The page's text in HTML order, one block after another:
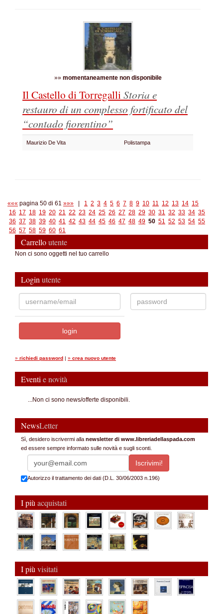
»» momentaneamente non disponibile
Il Castello di TorregalliStoria e
restauro di un complesso fortificato del
“contado fiorentino”
Maurizio De Vita Polistampa
««« pagina 50 di 61 »»» 1 2 3 4 5 6 7 8 9 10 11 12 13 14 15
16 17 18 19 20 21 22 23 24 25 26 27 28 29 30 31 32 33 34 35
36 37 38 39 40 41 42 43 44 45 46 47 48 49 50 51 52 53 54 55
56 57 58 59 60 61
Carrelloutente
Non ci sono oggetti nel tuo carrello
Login utente
» richiedi password | » crea nuovo utente
Eventi e novità
...Non ci sono news/offerte disponibili.
NewsLetter
Sì, desidero iscrivermi alla newsletter di www.libreriadellaspada.com
ed essere sempre informato sulle novità e sugli sconti.
Autorizzo il trattamento dei dati (D.L. 30/06/2003 n.196)
I più acquistati
I più visitati